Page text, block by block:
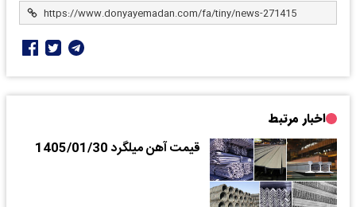
اخبار مرتبط
قیمت آهن میلگرد 1405/01/30